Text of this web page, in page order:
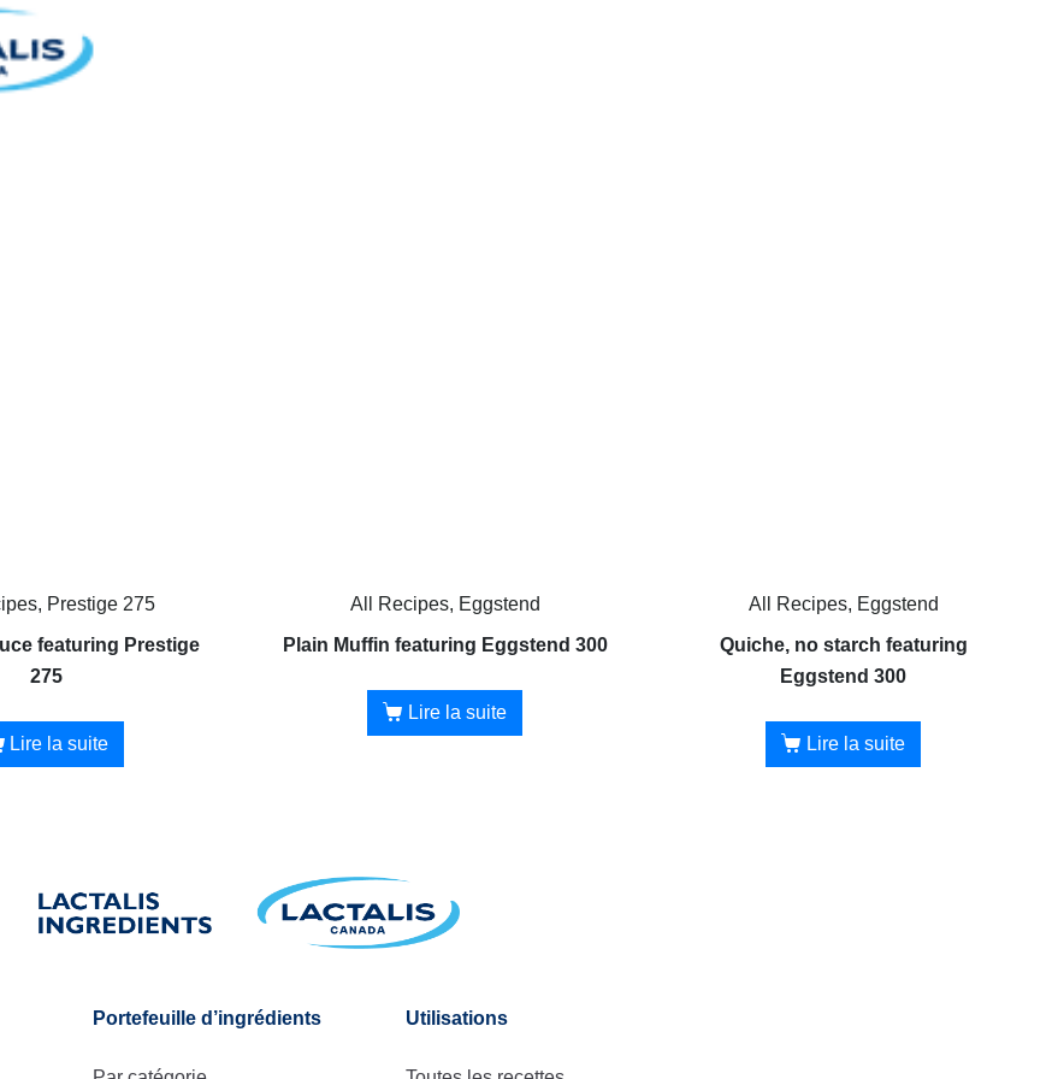
Prestige 275
featuring Prestige
275
Lire la suite
All Recipes, Eggstend
Plain Muffin featuring Eggstend 300
Lire la suite
All Recipes, Eggstend
Quiche, no starch featuring
Eggstend 300
Lire la suite
Portefeuille d’ingrédients Utilisations